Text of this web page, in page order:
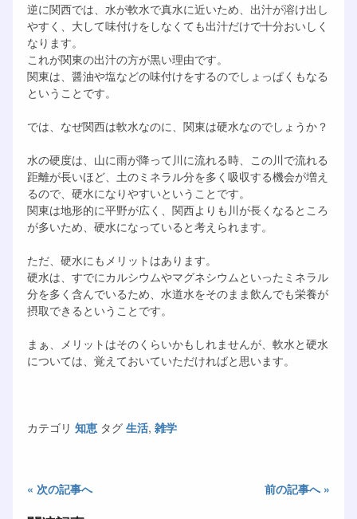
逆に関西では、水が軟水で真水に近いため、出汁が溶け出し
やすく、大して味付けをしなくても出汁だけで十分おいしく
なります。
これが関東の出汁の方が黒い理由です。
関東は、醤油や塩などの味付けをするのでしょっぱくもなる
ということです。
では、なぜ関西は軟水なのに、関東は硬水なのでしょうか？
水の硬度は、山に雨が降って川に流れる時、この川で流れる
距離が長いほど、土のミネラル分を多く吸収する機会が増え
るので、硬水になりやすいということです。
関東は地形的に平野が広く、関西よりも川が長くなるところ
が多いため、硬水になっていると考えられます。
ただ、硬水にもメリットはあります。
硬水は、すでにカルシウムやマグネシウムといったミネラル
分を多く含んでいるため、水道水をそのまま飲んでも栄養が
摂取できるということです。
まぁ、メリットはそのくらいかもしれませんが、軟水と硬水
については、覚えておいていただければと思います。
カテゴリ 知恵 タグ 生活, 雑学
« 次の記事へ 前の記事へ »